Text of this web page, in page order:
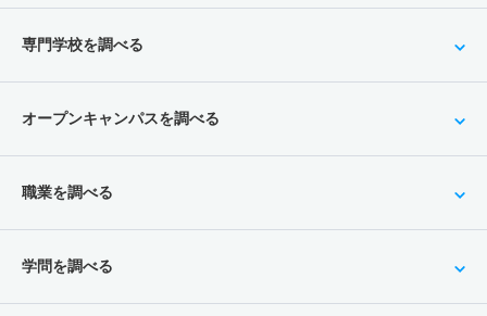
専門学校を調べる
オープンキャンパスを調べる
職業を調べる
学問を調べる